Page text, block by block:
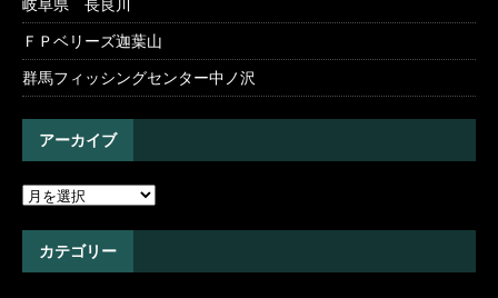
ＦＰベリーズ迦葉山
群馬フィッシングセンター中ノ沢
アーカイブ
カテゴリー